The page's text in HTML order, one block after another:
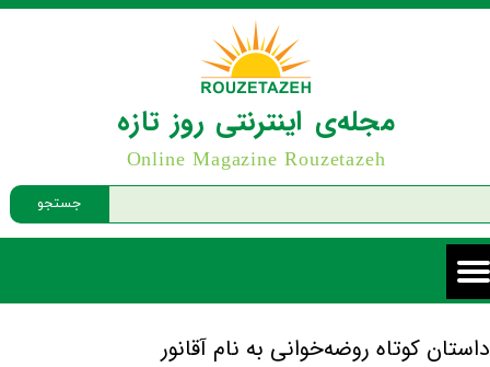
جستجو
مجله‌ی اینترنتی روز تازه
Online Magazine Rouzetazeh
داستان کوتاه روضه‌خوانی به نام آقانور